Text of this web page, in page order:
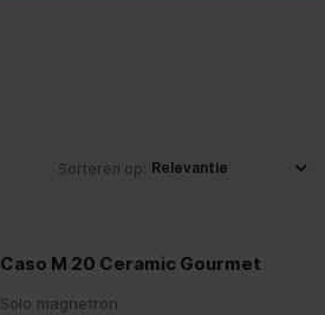
Sorteren op:
Caso M 20 Ceramic Gourmet
Solo magnetron